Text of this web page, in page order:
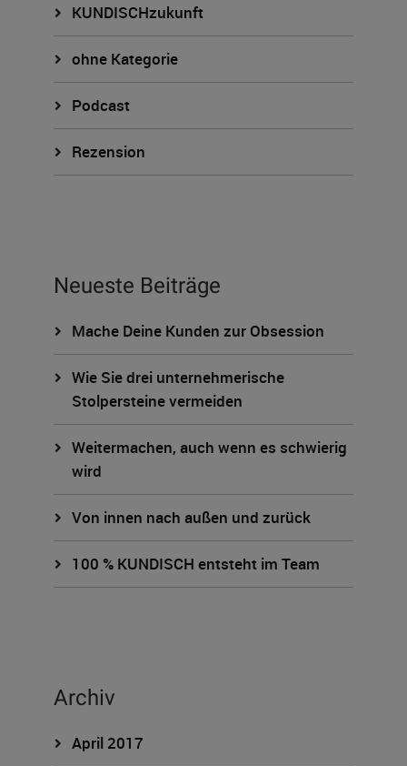
KUNDISCHzukunft
ohne Kategorie
Podcast
Rezension
Neueste Beiträge
Mache Deine Kunden zur Obsession
Wie Sie drei unternehmerische
Stolpersteine vermeiden
Weitermachen, auch wenn es schwierig
wird
Von innen nach außen und zurück
100 % KUNDISCH entsteht im Team
Archiv
April 2017